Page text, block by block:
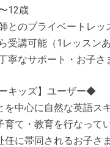
12歳
とのプライベートレッ
受講可能（1レッスン
寧なサポート・お子
キッズ】ユーザー◆
を中心に自然な英語ス
育て・教育を行なって
任に帯同されるお子さま